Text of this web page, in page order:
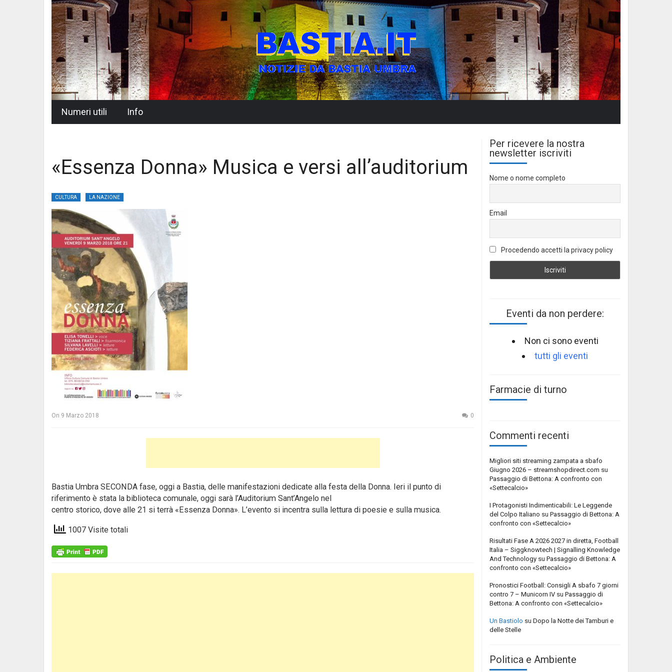
Numeri utili Info
«Essenza Donna» Musica e versi all’auditorium
CULTURA LA NAZIONE
On 9 Marzo 2018 0
Bastia Umbra SECONDA fase, oggi a Bastia, delle manifestazioni dedicate alla festa della Donna. Ieri il punto di
riferimento è stata la biblioteca comunale, oggi sarà l’Auditorium Sant’Angelo nel
centro storico, dove alle 21 si terrà «Essenza Donna». L’evento si incentra sulla lettura di poesie e sulla musica.
1007 Visite totali
Per ricevere la nostra
newsletter iscriviti
Nome o nome completo
Email
Procedendo accetti la privacy policy
Eventi da non perdere:
Non ci sono eventi
tutti gli eventi
Farmacie di turno
Commenti recenti
Migliori siti streaming zampata a sbafo
Giugno 2026 – streamshopdirect.com su
Passaggio di Bettona: A confronto con
«Settecalcio»
I Protagonisti Indimenticabili: Le Leggende
del Colpo Italiano su Passaggio di Bettona: A
confronto con «Settecalcio»
Risultati Fase A 2026 2027 in diretta, Football
Italia – Siggknowtech | Signalling Knowledge
And Technology su Passaggio di Bettona: A
confronto con «Settecalcio»
Pronostici Football: Consigli A sbafo 7 giorni
contro 7 – Municorn IV su Passaggio di
Bettona: A confronto con «Settecalcio»
Un Bastiolo su Dopo la Notte dei Tamburi e
delle Stelle
Politica e Ambiente